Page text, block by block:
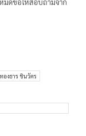
องธาร ชินวัตร